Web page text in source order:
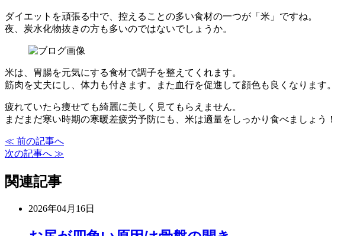
ダイエットを頑張る中で、控えることの多い食材の一つが「米」ですね。
夜、炭水化物抜きの方も多いのではないでしょうか。
米は、胃腸を元気にする食材で調子を整えてくれます。
筋肉を丈夫にし、体力も付きます。また血行を促進して顔色も良くなります。
疲れていたら痩せても綺麗に美しく見てもらえません。
まだまだ寒い時期の寒暖差疲労予防にも、米は適量をしっかり食べましょう！
≪ 前の記事へ
次の記事へ ≫
関連記事
2026年04月16日